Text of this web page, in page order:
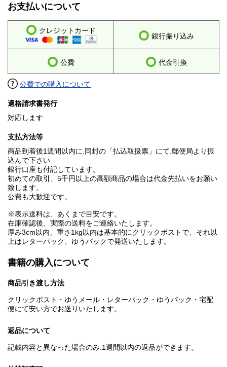
お支払いについて
クレジットカード
銀行振り込み
公費 代金引換
公費での購入について
適格請求書発行
対応します
支払方法等
商品到着後1週間以内に.同封の「払込取扱票」にて.郵便局より振
込んで下さい
銀行口座も付記しています。
初めての取引、5千円以上の高額商品の場合は代金先払いをお願い
致します。
公費も大歓迎です。
※表示送料は、あくまで目安です。
在庫確認後、実際の送料をご連絡いたします。
厚み3cm以内、重さ1kg以内は基本的にクリックポストで、それ以
上はレターパック、ゆうパックで発送いたします。
書籍の購入について
商品引き渡し方法
クリックポスト・ゆうメール・レターパック・ゆうパック・宅配
便にて安い方でお送りいたします。
返品について
記載内容と異なった場合のみ.1週間以内の返品ができます。